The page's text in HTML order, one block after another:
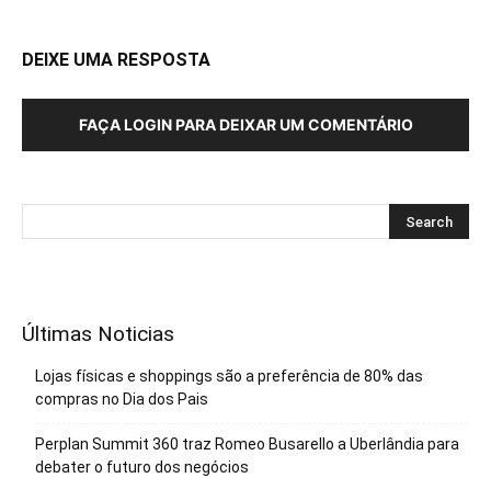
DEIXE UMA RESPOSTA
FAÇA LOGIN PARA DEIXAR UM COMENTÁRIO
Últimas Noticias
Lojas físicas e shoppings são a preferência de 80% das
compras no Dia dos Pais
Perplan Summit 360 traz Romeo Busarello a Uberlândia para
debater o futuro dos negócios